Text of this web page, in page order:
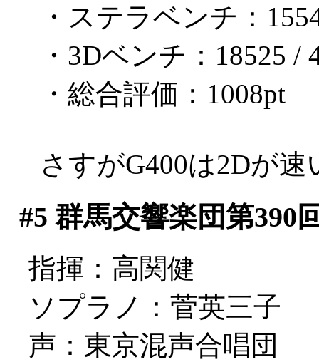
・ステラベンチ：
・3Dベンチ：18525 /
・総合評価：1008pt
さすがG400は2Dが速
#5 群馬交響楽団第390
指揮：高関健
ソプラノ：菅英三子
声：東京混声合唱団